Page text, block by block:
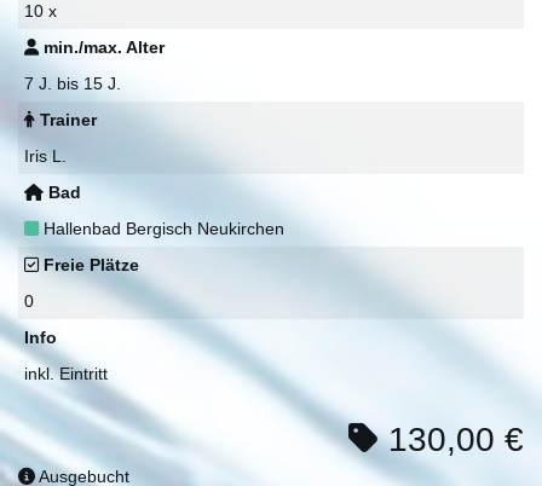
10 x
min./max. Alter
7 J. bis 15 J.
Trainer
Iris L.
Bad
Hallenbad Bergisch Neukirchen
Freie Plätze
0
Info
inkl. Eintritt
130,00 €
Ausgebucht